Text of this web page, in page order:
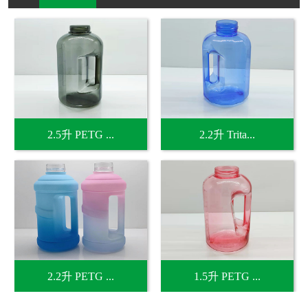
2.5升 PETG ... 2.2升 Trita...
2.2升 PETG ... 1.5升 PETG ...